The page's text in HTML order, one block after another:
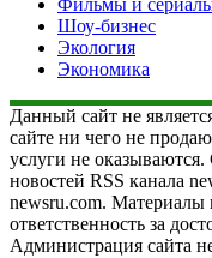
Фильмы и
Шоу-бизнес
Экология
Экономика
Данный сайт не
сайте ни чего не
услуги не оказываются.
новостей RSS канала
newsru.com. Материалы
ответственность за
Администрация сайта